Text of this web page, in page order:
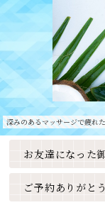
深みのあるマッサージで疲れ